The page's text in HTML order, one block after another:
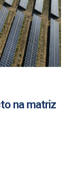
na matriz